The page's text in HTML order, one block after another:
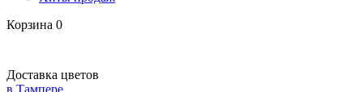
Корзина 0
Доставка цветов
в Тампере